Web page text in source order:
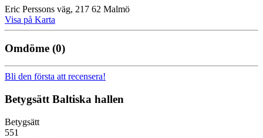
Eric Perssons väg, 217 62 Malmö
Visa på Karta
Omdöme (0)
Bli den första att recensera!
Betygsätt Baltiska hallen
Betygsätt
551